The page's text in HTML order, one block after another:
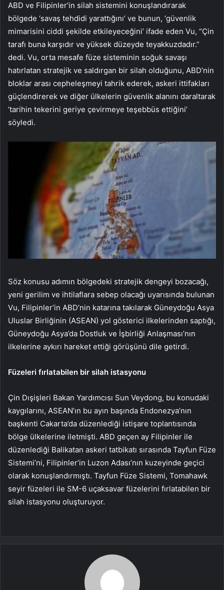
ABD ve Filipinler’in silah sistemini konuşlandırarak
bölgede ‘savaş tehdidi yarattığını’ ve bunun, ‘güvenlik
mimarisini ciddi şekilde etkileyeceğini’ ifade eden Vu, “Çin
tarafı buna karşıdır ve yüksek düzeyde teyakkuzdadır.”
dedi. Vu, orta mesafe füze sisteminin soğuk savaşı
hatırlatan stratejik ve saldırgan bir silah olduğunu, ABD’nin
bloklar arası cepheleşmeyi tahrik ederek, askeri ittifakları
güçlendirerek ve diğer ülkelerin güvenlik alanını daraltarak
‘tarihin tekerini geriye çevirmeye teşebbüs ettiğini’
söyledi.
Söz konusu adımın bölgedeki stratejik dengeyi bozacağı,
yeni gerilim ve ihtilaflara sebep olacağı uyarısında bulunan
Vu, Filipinler’in ABD’nin katarına takılarak Güneydoğu Asya
Uluslar Birliğinin (ASEAN) yol gösterici ilkelerinden saptığı,
Güneydoğu Asya’da Dostluk ve İşbirliği Anlaşması’nın
ilkelerine aykırı hareket ettiği görüşünü dile getirdi.
Füzeleri fırlatabilen bir silah istasyonu
Çin Dışişleri Bakan Yardımcısı Sun Veydong, bu konudaki
kaygılarını, ASEAN’ın bu ayın başında Endonezya’nın
başkenti Cakarta’da düzenlediği istişare toplantısında
bölge ülkelerine iletmişti. ABD geçen ay Filipinler ile
düzenlediği Balikatan askeri tatbikatı sırasında Tayfun Füze
Sistemi’ni, Filipinler’in Luzon Adası’nın kuzeyinde geçici
olarak konuşlandırmıştı. Tayfun Füze Sistemi, Tomahawk
seyir füzeleri ile SM-6 uçaksavar füzelerini fırlatabilen bir
silah istasyonu oluşturuyor.